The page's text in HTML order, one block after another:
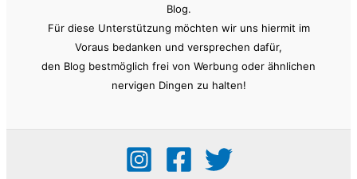
Blog.
Für diese Unterstützung möchten wir uns hiermit im
Voraus bedanken und versprechen dafür,
den Blog bestmöglich frei von Werbung oder ähnlichen
nervigen Dingen zu halten!